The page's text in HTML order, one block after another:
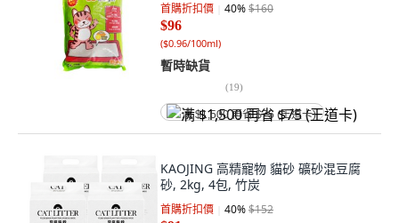
首購折扣價 40%$160
$96
($0.96/100ml)
暫時缺貨
(19)
满 $1,500 再省 $75 (王道卡)
KAOJING 高精寵物 貓砂 礦砂混豆腐
砂, 2kg, 4包, 竹炭
首購折扣價 40%$152